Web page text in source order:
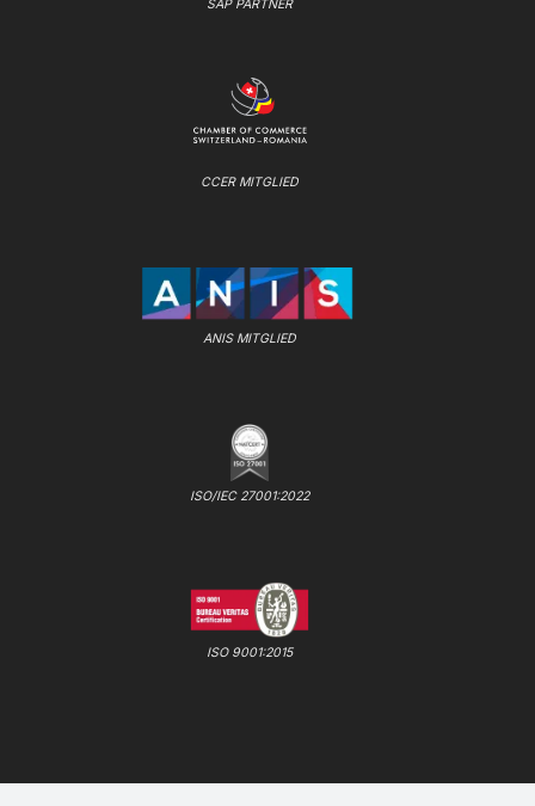
SAP PARTNER
CCER MITGLIED
ANIS MITGLIED
ISO/IEC 27001:2022
ISO 9001:2015